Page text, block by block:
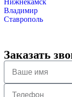
Нижнекамск
Владимир
Ставрополь
Заказать